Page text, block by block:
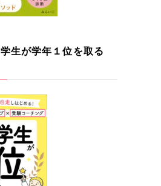
生が学年１位を取る